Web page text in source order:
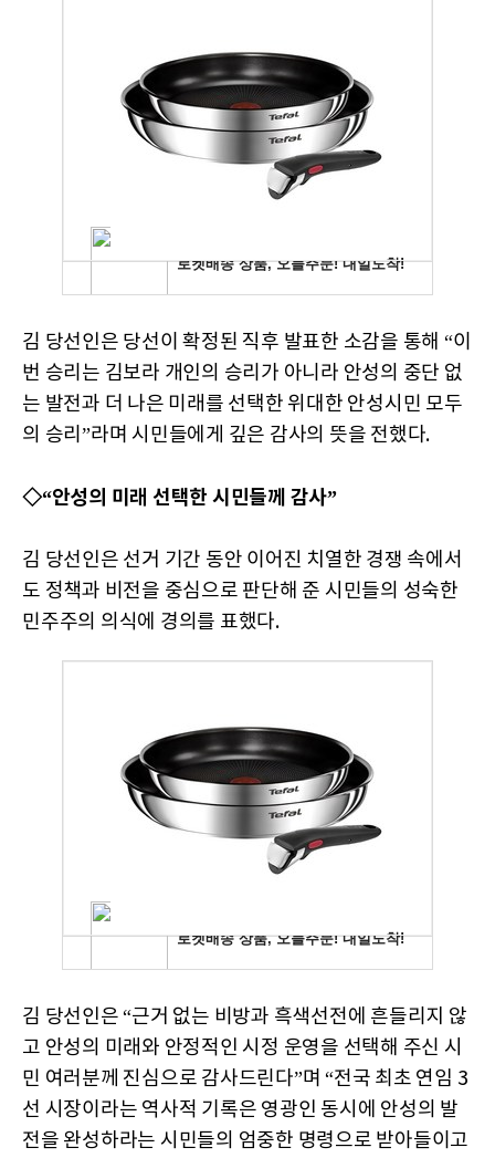
김 당선인은 당선이 확정된 직후 발표한 소감을 통해 “이
번 승리는 김보라 개인의 승리가 아니라 안성의 중단 없
는 발전과 더 나은 미래를 선택한 위대한 안성시민 모두
의 승리”라며 시민들에게 깊은 감사의 뜻을 전했다.
◇“안성의 미래 선택한 시민들께 감사”
김 당선인은 선거 기간 동안 이어진 치열한 경쟁 속에서
도 정책과 비전을 중심으로 판단해 준 시민들의 성숙한
민주주의 의식에 경의를 표했다.
김 당선인은 “근거 없는 비방과 흑색선전에 흔들리지 않
고 안성의 미래와 안정적인 시정 운영을 선택해 주신 시
민 여러분께 진심으로 감사드린다”며 “전국 최초 연임 3
선 시장이라는 역사적 기록은 영광인 동시에 안성의 발
전을 완성하라는 시민들의 엄중한 명령으로 받아들이고